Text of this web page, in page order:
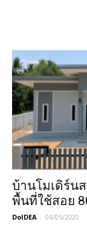
บ้านโมเดิร์น
พื้นที่ใช้สอย
DoIDEA - 04/05/2020